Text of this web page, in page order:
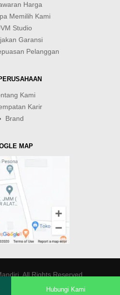
Harga
Memilih Kami
Studio
Garansi
Pelanggan
Kami
Karir
Brand
MAP
. All Rights Reserved.
Hubungi Kami